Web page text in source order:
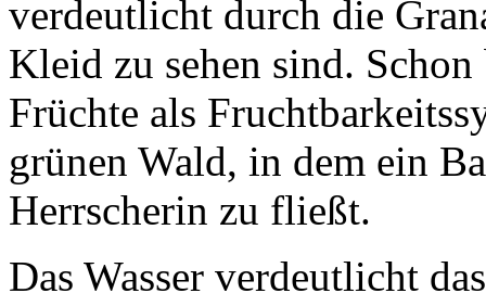
verdeutlicht durch die
Kleid zu sehen sind.
Früchte als
grünen Wald, in dem ein
Herrscherin zu fließt.
Das Wasser verdeutlicht